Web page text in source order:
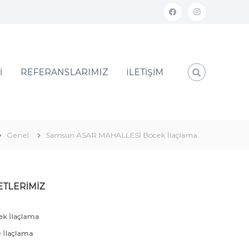
REFERANSLARIMIZ İLETİŞİM
Genel Samsun ASAR MAHALLESİ Böcek İlaçlama
İlaçlama
İlaçlama